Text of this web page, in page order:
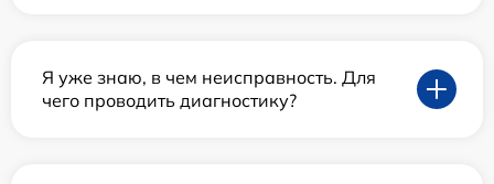
Я уже знаю, в чем неисправность. Для
чего проводить диагностику?